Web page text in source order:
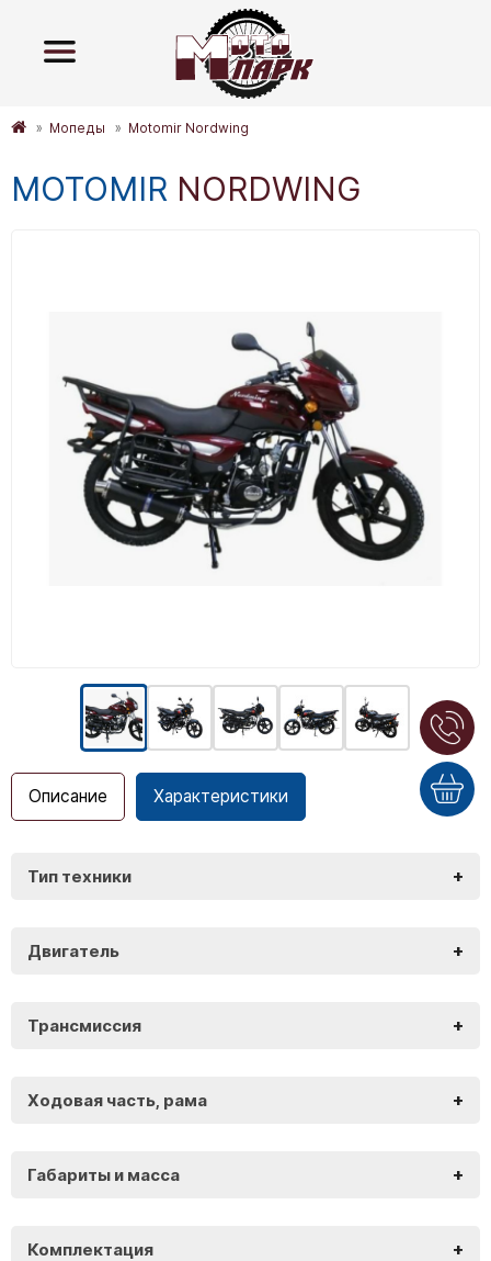
Мопеды Motomir Nordwing
MOTOMIR NORDWING
Описание Характеристики
Тип техники +
Двигатель +
Трансмиссия +
Ходовая часть, рама +
Габариты и масса +
Комплектация +